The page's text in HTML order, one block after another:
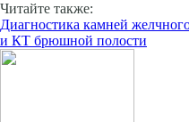
Читайте также:
Диагностика камней
и КТ брюшной полости